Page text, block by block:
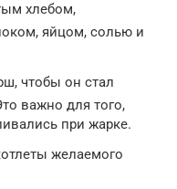
хлебом,
яйцом, солью и
чтобы он стал
важно для того,
при жарке.
желаемого